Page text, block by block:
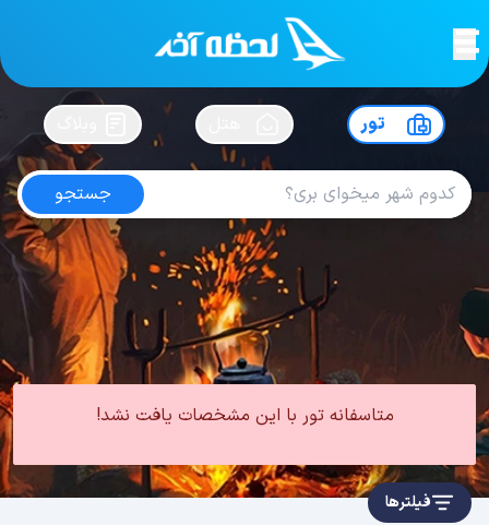
لحظه آخرسفرت رو بساز !
تور
جستجو
تور دبی تابستان
امتیاز5 از5| از100 کاربر
لحظه آخر تور امارات تور دبی تور دبی تابستان
متاسفانه تور با این مشخصات یافت نشد!
فیلترها